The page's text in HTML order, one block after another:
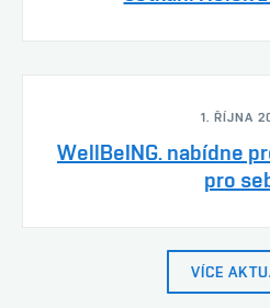
1. ŘÍJNA
WellBeING. nabídne
pro
VÍCE